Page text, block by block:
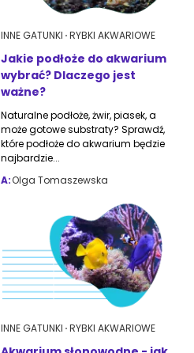
INNE GATUNKI RYBKI AKWARIOWE
Jakie podłoże do akwarium
wybrać? Dlaczego jest
ważne?
Naturalne podłoże, żwir, piasek, a
może gotowe substraty? Sprawdź,
które podłoże do akwarium będzie
najbardzie...
A:Olga Tomaszewska
INNE GATUNKI RYBKI AKWARIOWE